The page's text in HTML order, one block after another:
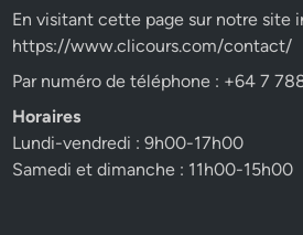
En visitant cette page sur notre site
https://www.clicours.com/contact/
Par numéro de téléphone : +64 7
Horaires
Lundi-vendredi : 9h00-17h00
Samedi et dimanche : 11h00-15h00